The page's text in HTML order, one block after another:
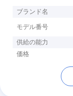
ブランド名
モデル番号
供給の能力
価格